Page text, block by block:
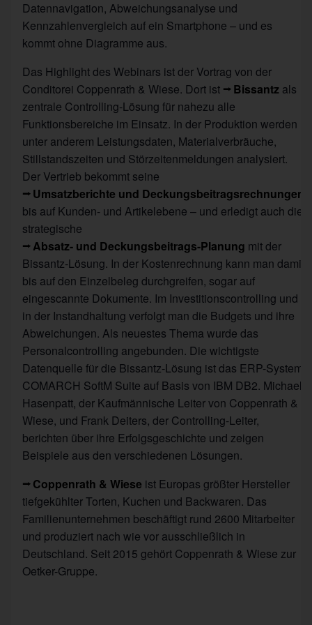
Datennavigation, Abweichungsanalyse und
Kennzahlenvergleich auf ein Smartphone – und es
kommt ohne Diagramme aus.
Das Highlight des Webinars ist der Vortrag von der
Conditorei Coppenrath & Wiese. Dort ist
Bissantz als
zentrale Controlling-Lösung für nahezu alle
Funktionsbereiche im Einsatz. In der Produktion werden
unter anderem Leistungsdaten, Materialverbräuche,
Stillstandszeiten und Störzeitenmeldungen analysiert.
Der Vertrieb bekommt seine
Umsatzberichte und Deckungsbeitragsrechnungen
bis auf Kunden- und Artikelebene – und erledigt auch die
strategische
Absatz- und Deckungsbeitrags-Planung mit der
Bissantz-Lösung. In der Kostenrechnung kann man damit
bis auf den Einzelbeleg durchgreifen, sogar auf
eingescannte Dokumente. Im Investitionscontrolling und
in der Instandhaltung verfolgt man die Budgets und ihre
Abweichungen. Als neuestes Thema wurde das
Personalcontrolling angebunden. Die wichtigste
Datenquelle für die Bissantz-Lösung ist das ERP-System
COMARCH SoftM Suite auf Basis von IBM DB2. Michael
Hasenpatt, der Kaufmännische Leiter von Coppenrath &
Wiese, und Frank Deiters, der Controlling-Leiter,
berichten über ihre Erfolgsgeschichte und zeigen
Beispiele aus den verschiedenen Lösungen.
Coppenrath & Wiese ist Europas größter Hersteller
tiefgekühlter Torten, Kuchen und Backwaren. Das
Familienunternehmen beschäftigt rund 2600 Mitarbeiter
und produziert nach wie vor ausschließlich in
Deutschland. Seit 2015 gehört Coppenrath & Wiese zur
Oetker-Gruppe.